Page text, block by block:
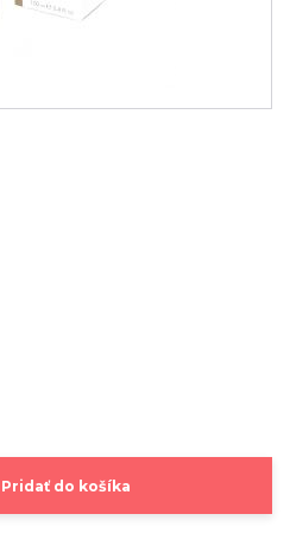
Pridať do košíka